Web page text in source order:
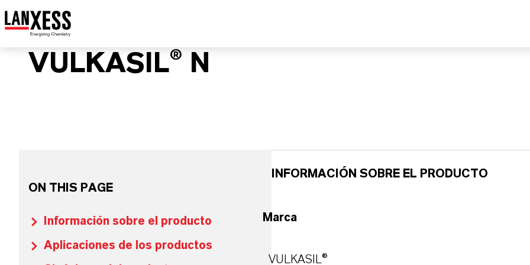
VULKASIL® N
ON THIS PAGE
Información sobre el producto
Aplicaciones de los productos
INFORMACIÓN SOBRE EL PRODUCTO
Marca
VULKASIL®